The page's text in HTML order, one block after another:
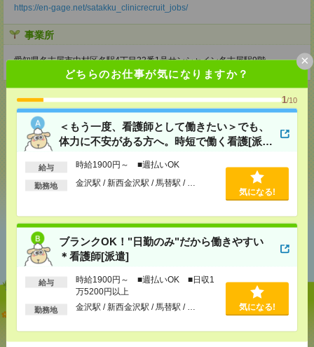
どちらのお仕事が気になりますか？
1/10
＜もう一度、看護師として働きたい＞でも、
体力に不安がある方へ。時短で働く看護[派
給与 時給1900円～ ■週払いOK
勤務地
金沢駅 / 新西金沢駅 / 馬替駅 / …
気になる!
ブランクOK！"日勤のみ"だから働きやすい
＊看護師[派遣]
給与
時給1900円～ ■週払いOK ■日収1
万5200円以上
勤務地 金沢駅 / 新西金沢駅 / 馬替駅 / … 気になる!
×
https://en-gage.net/satakku_clinicrecruit_jobs/
事業所
愛知県名古屋市中村区名駅4丁目22番1号サンシャイン名古屋駅9階
応募ページへ
気になる！
あなたの閲覧履歴からの
おすすめ
＜もう一度、看護師として働きたい＞でも、体力に